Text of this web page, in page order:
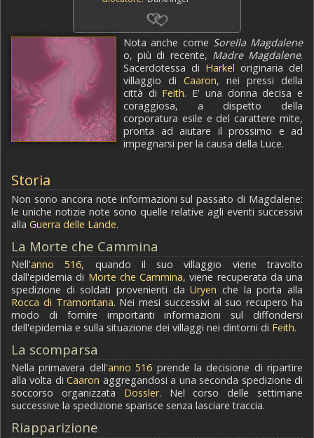
Nota anche come Sorella Magdalene
o, più di recente, Madre Magdalene.
Sacerdotessa di Harkel originaria del
villaggio di Caaron, nei pressi della
città di Feith. E' una donna decisa e
coraggiosa, a dispetto della
corporatura esile e del carattere mite,
pronta ad aiutare il prossimo e ad
impegnarsi per la causa della Luce.
Storia
Non sono ancora note informazioni sul passato di Magdalene:
le uniche notizie note sono quelle relative agli eventi successivi
alla Guerra delle Lande.
La Morte che Cammina
Nell'anno 516, quando il suo villaggio viene travolto
dall'epidemia di Morte che Cammina, viene recuperata da una
spedizione di soldati provenienti daUryen che la porta alla
Rocca di Tramontana. Nei mesi successivi al suo recupero ha
modo di fornire importanti informazioni sul diffondersi
dell'epidemia e sulla situazione dei villaggi nei dintorni di Feith.
La scomparsa
Nella primavera dell'anno 516 prende la decisione di ripartire
alla volta diCaaron aggregandosi a una seconda spedizione di
soccorso organizzata Dossler. Nel corso delle settimane
successive la spedizione sparisce senza lasciare traccia.
Riapparizione